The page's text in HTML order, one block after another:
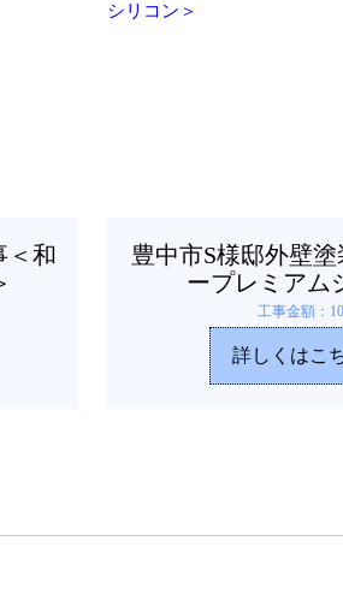
＜和
豊中市S様邸外壁塗
ープレミアム
工事金額：
詳しくはこ